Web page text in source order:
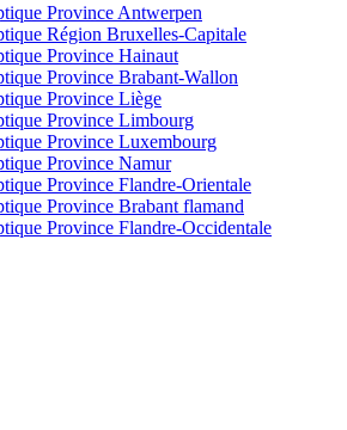
Province Antwerpen
Région Bruxelles-Capitale
Province Hainaut
Province Brabant-Wallon
Province Liège
Province Limbourg
Province Luxembourg
Province Namur
Province Flandre-Orientale
Province Brabant flamand
Province Flandre-Occidentale